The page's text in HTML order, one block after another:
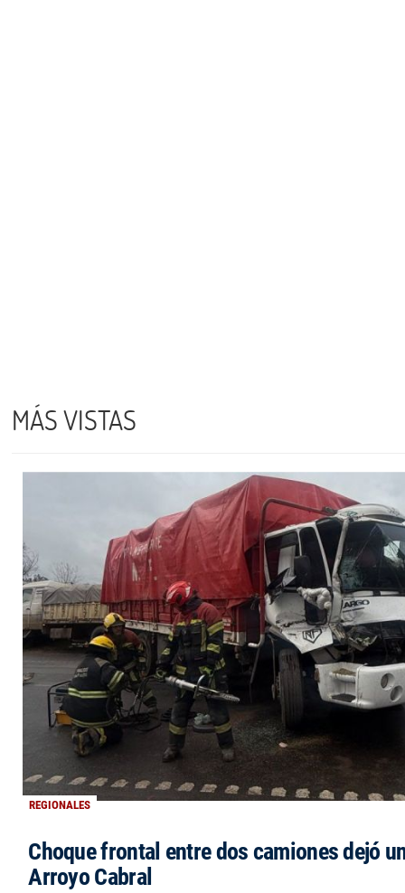
MÁS VISTAS
REGIONALES
Choque frontal entre dos camiones dejó
Arroyo Cabral